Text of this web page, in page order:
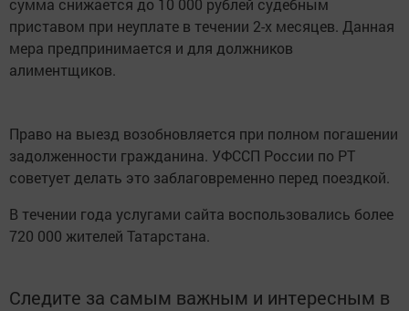
сумма снижается до 10 000 рублей судебным
приставом при неуплате в течении 2-х месяцев. Данная
мера предпринимается и для должников
алиментщиков.
Право на выезд возобновляется при полном погашении
задолженности гражданина. УФССП России по РТ
советует делать это заблаговременно перед поездкой.
В течении года услугами сайта воспользовались более
720 000 жителей Татарстана.
Следите за самым важным и интересным в